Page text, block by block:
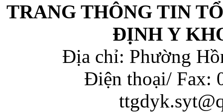
TRANG THÔNG TIN
ĐỊNH Y
Địa chỉ: Phường
Điện thoại/ Fax: